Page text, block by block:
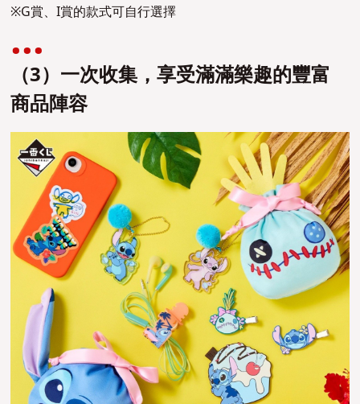
※G賞、I賞的款式可自行選擇
（3）一次收集，享受滿滿樂趣的豐富
商品陣容